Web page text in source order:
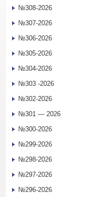
№308-2026
№307-2026
№306-2026
№305-2026
№304-2026
№303 -2026
№302-2026
№301 — 2026
№300-2026
№299-2026
№298-2026
№297-2026
№296-2026